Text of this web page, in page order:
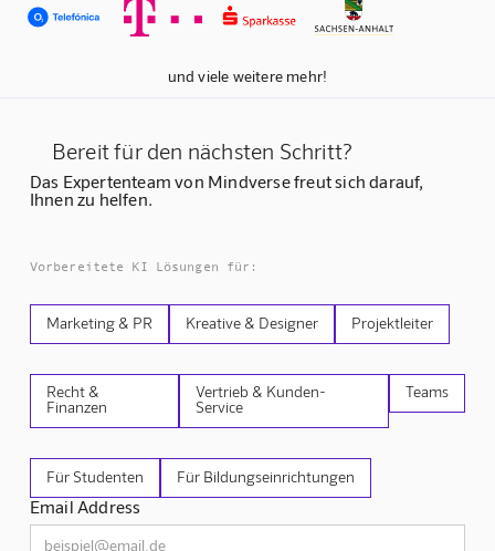
und viele weitere mehr!
Bereit für den nächsten Schritt?
Das Expertenteam von Mindverse freut sich darauf,
Ihnen zu helfen.
Vorbereitete KI Lösungen für:
Marketing & PR Kreative & Designer Projektleiter
Recht &
Finanzen
Vertrieb & Kunden-
Service
Teams
Für Studenten Für Bildungseinrichtungen
Email Address